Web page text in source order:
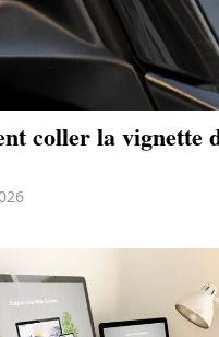
coller la vignette